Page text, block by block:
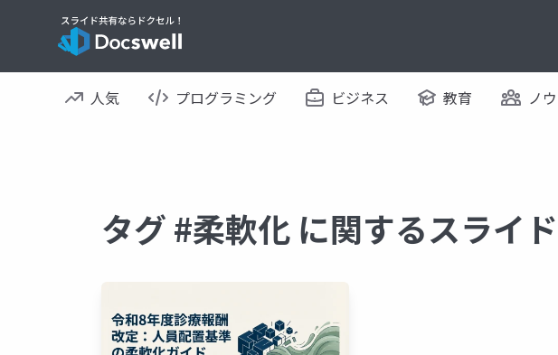
人気 プログラミング ビジネス 教育 ノ
タグ #柔軟化 に関するスライド